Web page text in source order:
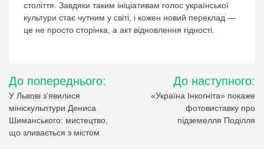
століття. Завдяки таким ініціативам голос української
культури стає чутним у світі, і кожен новий переклад —
це не просто сторінка, а акт відновлення гідності.
Навігація
записів
До попереднього:
У Львові з’явилися
мініскульптури Дениса
Шиманського: мистецтво,
що зливається з містом
До наступного:
«Україна Інкогніта» покаже
фотовиставку про
підземелля Поділля